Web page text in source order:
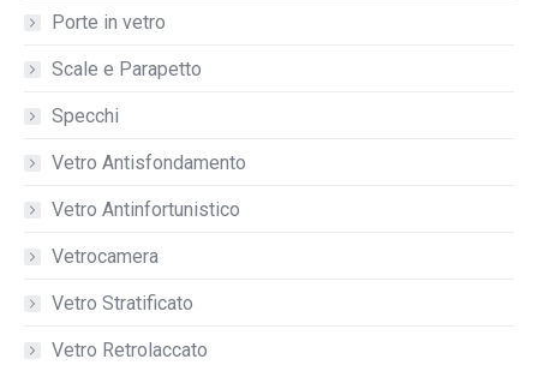
Porte in vetro
Scale e Parapetto
Specchi
Vetro Antisfondamento
Vetro Antinfortunistico
Vetrocamera
Vetro Stratificato
Vetro Retrolaccato